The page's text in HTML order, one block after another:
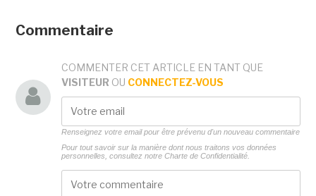
Commentaire
COMMENTER CET ARTICLE EN TANT QUE
VISITEUR OU CONNECTEZ-VOUS
Renseignez votre email pour être prévenu d'un nouveau commentaire
Pour tout savoir sur la manière dont nous traitons vos données
personnelles, consultez notre Charte de Confidentialité.